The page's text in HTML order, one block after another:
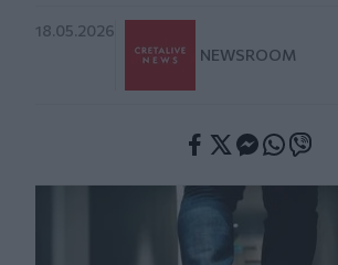
18.05.2026
NEWSROOM